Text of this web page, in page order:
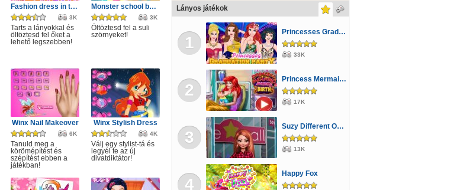
Fashion dress in tulle style
3K
Tarts a lányokkal és
öltöztesd fel őket a
lehető legszebben!
Monster school beach party game
3K
Öltöztesd fel a suli
szörnyeket!
Winx Nail Makeover
6K
Tanuld meg a
körömépítést és
szépítést ebben a
játékban!
Winx Stylish Dress
4K
Válj egy stylist-tá és
legyél te az új
divatdiktátor!
Cartoon Network Ben 10
Tom és Jerry Logikai Állatkertes
Karácsony Farmos Lövöldözős Kiszolgálós
Lányos játékok
1
Princesses Graduation Party Night
33K
2
Princess Mermaid Mommy Birth
17K
3
Suzy Different Outfit Events
13K
4
Happy Fox